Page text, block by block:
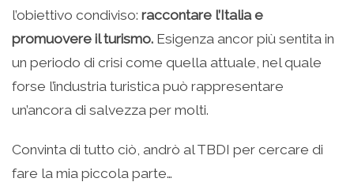
l’obiettivo condiviso: raccontare l’Italia e
promuovere il turismo. Esigenza ancor più sentita in
un periodo di crisi come quella attuale, nel quale
forse l’industria turistica può rappresentare
un’ancora di salvezza per molti.
Convinta di tutto ciò, andrò al TBDI per cercare di
fare la mia piccola parte…